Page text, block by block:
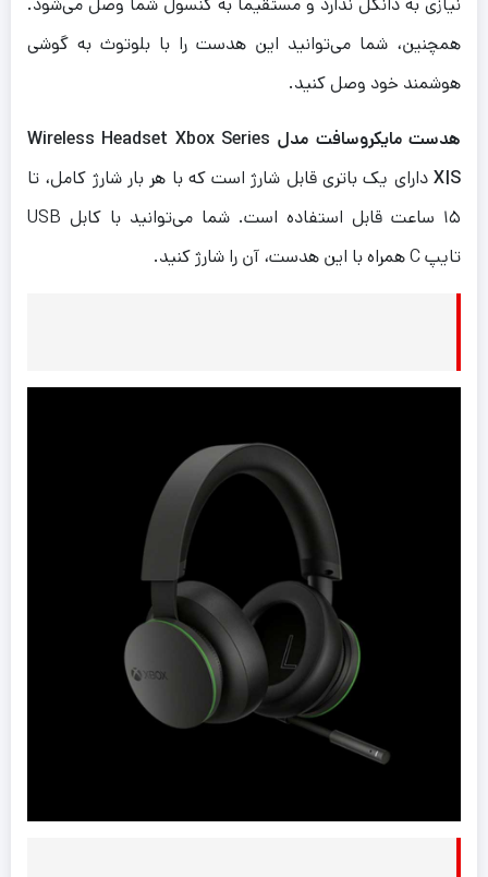
همچنین، شما می‌توانید این هدست را با بلوتوث به گوشی
هوشمند خود وصل کنید.
هدست مایکروسافت مدل Wireless Headset Xbox Series
X|S دارای یک باتری قابل شارژ است که با هر بار شارژ کامل، تا
۱۵ ساعت قابل استفاده است. شما می‌توانید با کابل USB
تایپ C همراه با این هدست، آن را شارژ کنید.